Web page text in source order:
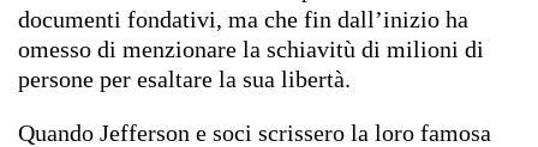
documenti fondativi, ma che fin dall’inizio ha
omesso di menzionare la schiavitù di milioni di
persone per esaltare la sua libertà.
Quando Jefferson e soci scrissero la loro famosa